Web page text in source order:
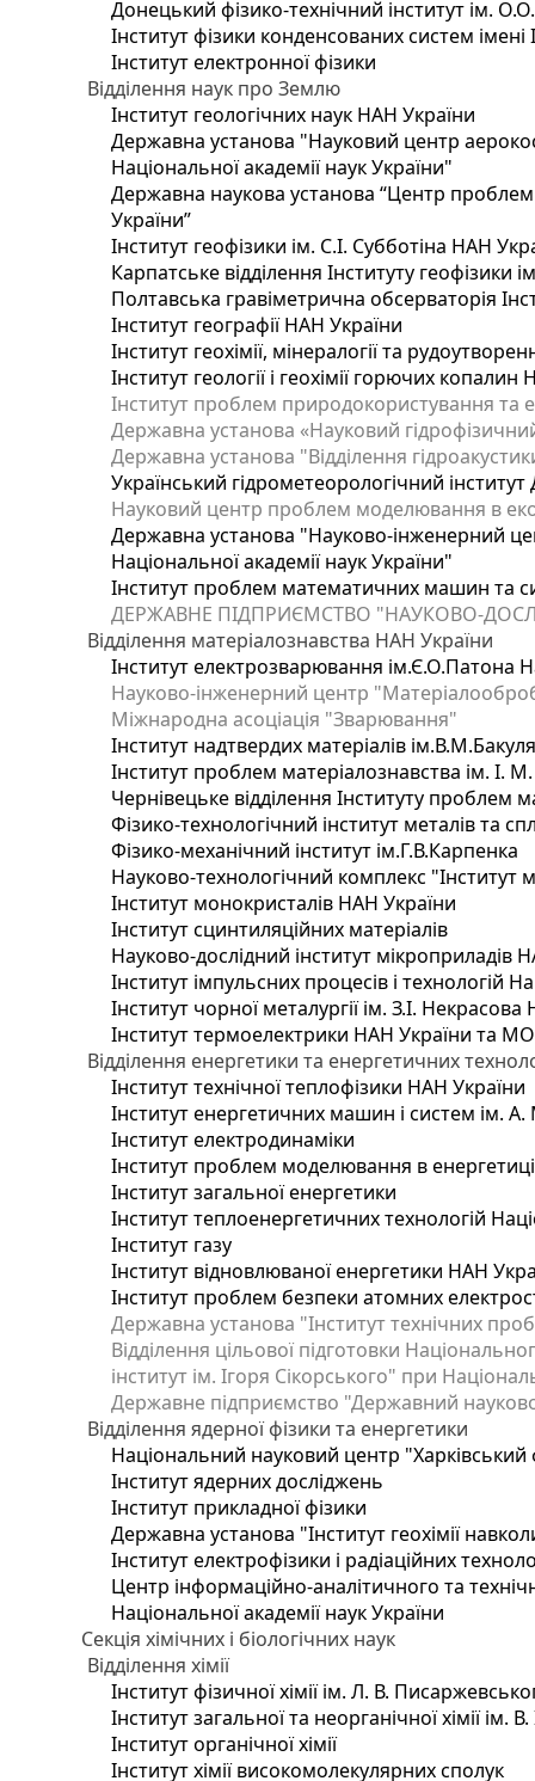
Донецький фізико-технічний інститут ім.
Інститут фізики конденсованих систем
Інститут електронної фізики
Відділення наук про Землю
Інститут геологічних наук НАН України
Державна установа "Науковий центр
Національної академії наук України"
Державна наукова установа “Центр проблем
України”
Інститут геофізики ім. С.І. Субботіна НАН
Карпатське відділення Інституту геофізики
Полтавська гравіметрична обсерваторія
Інститут географії НАН України
Інститут геохімії, мінералогії та
Інститут геології і геохімії горючих
Інститут проблем природокористування та
Державна установа «Науковий
Державна установа "Відділення
Український гідрометеорологічний
Науковий центр проблем моделювання в
Державна установа "Науково-інженерний
Національної академії наук України"
Інститут проблем математичних машин та
ДЕРЖАВНЕ ПІДПРИЄМСТВО "НАУКОВО-
Відділення матеріалознавства НАН України
Інститут електрозварювання ім.Є.О.Патона
Науково-інженерний центр
Міжнародна асоціація "Зварювання"
Інститут надтвердих матеріалів
Інститут проблем матеріалознавства ім. І.
Чернівецьке відділення Інституту проблем
Фізико-технологічний інститут металів та
Фізико-механічний інститут ім.Г.В.Карпенка
Науково-технологічний комплекс "Інститут
Інститут монокристалів НАН України
Інститут сцинтиляційних матеріалів
Науково-дослідний інститут мікроприладів
Інститут імпульсних процесів і технологій
Інститут чорної металургії ім. З.І.
Інститут термоелектрики НАН України та
Відділення енергетики та енергетичних
Інститут технічної теплофізики НАН України
Інститут енергетичних машин і систем ім.
Інститут електродинаміки
Інститут проблем моделювання в
Інститут загальної енергетики
Інститут теплоенергетичних технологій
Інститут газу
Інститут відновлюваної енергетики НАН
Інститут проблем безпеки атомних
Державна установа "Інститут технічних
Відділення цільової підготовки
інститут ім. Ігоря Сікорського" при
Державне підприємство "Державний
Відділення ядерної фізики та енергетики
Національний науковий центр "Харківський
Інститут ядерних досліджень
Інститут прикладної фізики
Державна установа "Інститут геохімії
Інститут електрофізики і радіаційних
Центр інформаційно-аналітичного та
Національної академії наук України
Секція хімічних і біологічних наук
Відділення хімії
Інститут фізичної хімії ім. Л. В.
Інститут загальної та неорганічної хімії ім.
Інститут органічної хімії
Інститут хімії високомолекулярних сполук